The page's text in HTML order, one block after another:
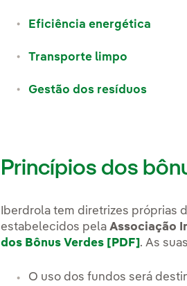
Eficiência energética
Transporte limpo
Gestão dos resíduos
Princípios dos
Iberdrola tem diretrizes próprias
estabelecidos pelaAssociação
dos Bônus Verdes [PDF] Link
. As
O uso dos fundos será